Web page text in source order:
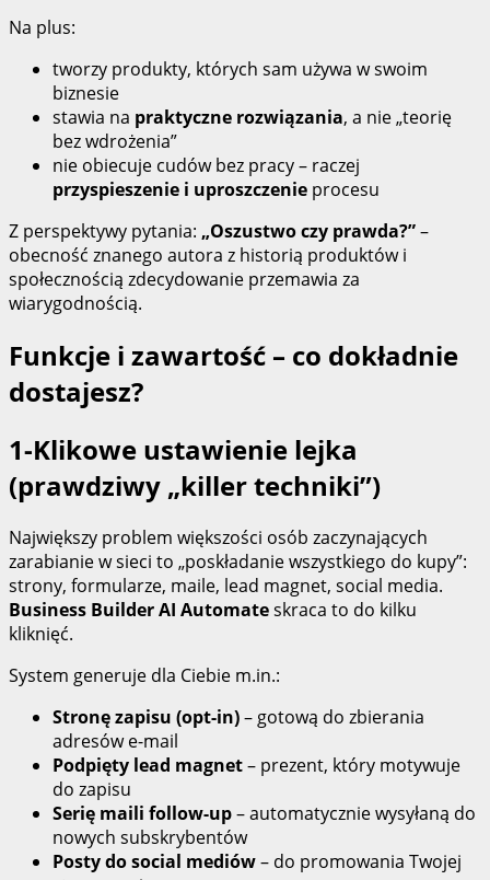
Na plus:
tworzy produkty, których sam używa w swoim
biznesie
stawia na praktyczne rozwiązania, a nie „teorię
bez wdrożenia”
nie obiecuje cudów bez pracy – raczej
przyspieszenie i uproszczenie procesu
Z perspektywy pytania: „Oszustwo czy prawda?”–
obecność znanego autora z historią produktów i
społecznością zdecydowanie przemawia za
wiarygodnością.
Funkcje i zawartość – co dokładnie
dostajesz?
1‑Klikowe ustawienie lejka
(prawdziwy „killer techniki”)
Największy problem większości osób zaczynających
zarabianie w sieci to „poskładanie wszystkiego do kupy”:
strony, formularze, maile, lead magnet, social media.
Business Builder AI Automateskraca to do kilku
kliknięć.
System generuje dla Ciebie m.in.:
Stronę zapisu (opt‑in)– gotową do zbierania
adresów e‑mail
Podpięty lead magnet– prezent, który motywuje
do zapisu
Serię maili follow‑up– automatycznie wysyłaną do
nowych subskrybentów
Posty do social mediów– do promowania Twojej